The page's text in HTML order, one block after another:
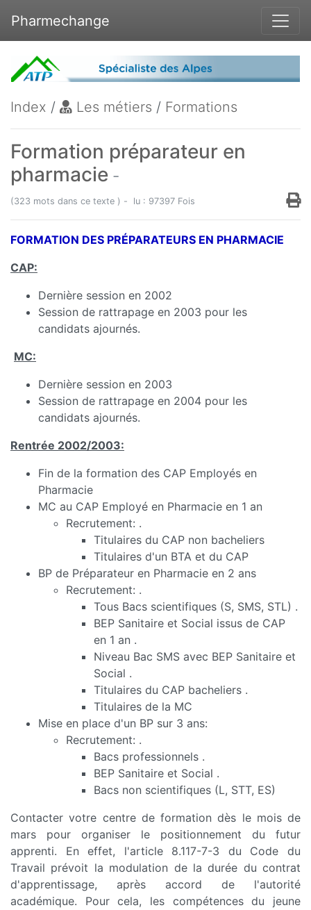
Pharmechange
Index / Les métiers / Formations
Formation préparateur en
pharmacie -
(323 mots dans ce texte ) - lu : 97397 Fois
FORMATION DES PRÉPARATEURS EN PHARMACIE
CAP:
Dernière session en 2002
Session de rattrapage en 2003 pour les
candidats ajournés.
MC:
Dernière session en 2003
Session de rattrapage en 2004 pour les
candidats ajournés.
Rentrée 2002/2003:
Fin de la formation des CAP Employés en
Pharmacie
MC au CAP Employé en Pharmacie en 1 an
Recrutement: .
Titulaires du CAP non bacheliers
Titulaires d'un BTA et du CAP
BP de Préparateur en Pharmacie en 2 ans
Recrutement: .
Tous Bacs scientifiques (S, SMS, STL) .
BEP Sanitaire et Social issus de CAP
en 1 an .
Niveau Bac SMS avec BEP Sanitaire et
Social .
Titulaires du CAP bacheliers .
Titulaires de la MC
Mise en place d'un BP sur 3 ans:
Recrutement: .
Bacs professionnels .
BEP Sanitaire et Social .
Bacs non scientifiques (L, STT, ES)
Contacter votre centre de formation dès le mois de
mars pour organiser le positionnement du futur
apprenti. En effet, l'article 8.117-7-3 du Code du
Travail prévoit la modulation de la durée du contrat
d'apprentissage, après accord de l'autorité
académique. Pour cela, les compétences du jeune